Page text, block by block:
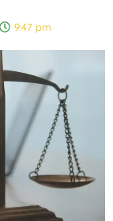
9:47 pm